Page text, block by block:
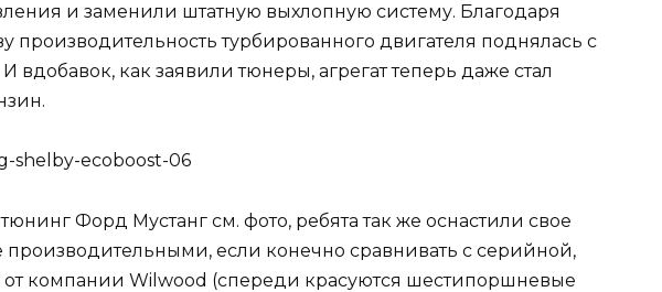
и заменили штатную выхлопную систему. Благодаря
производительность турбированного двигателя поднялась с
вдобавок, как заявили тюнеры, агрегат теперь даже стал
Форд Мустанг см. фото, ребята так же оснастили свое
если конечно сравнивать с серийной,
компании Wilwood (спереди красуются шестипоршневые